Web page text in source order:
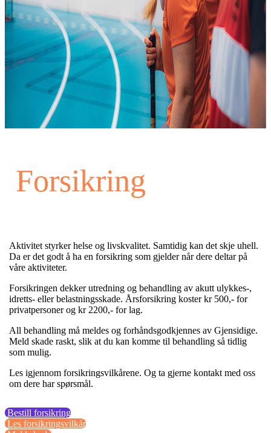
Forsikring
Aktivitet styrker helse og livskvalitet. Samtidig kan det skje uhell.
Da er det godt å ha en forsikring som gjelder når dere deltar på
våre aktiviteter.
Forsikringen dekker utredning og behandling av akutt ulykkes-,
idretts- eller belastningsskade. Årsforsikring koster kr 500,- for
privatpersoner og kr 2200,- for lag.
All behandling må meldes og forhåndsgodkjennes av Gjensidige.
Meld skade raskt, slik at du kan komme til behandling så tidlig
som mulig.
Les igjennom forsikringsvilkårene. Og ta gjerne kontakt med oss
om dere har spørsmål.
Bestill forsikring
Les forsikringsvilkår